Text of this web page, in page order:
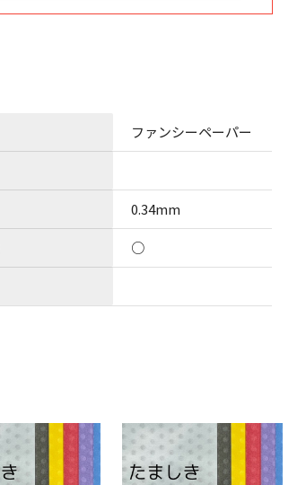
ファンシーペーパー
0.34mm
○